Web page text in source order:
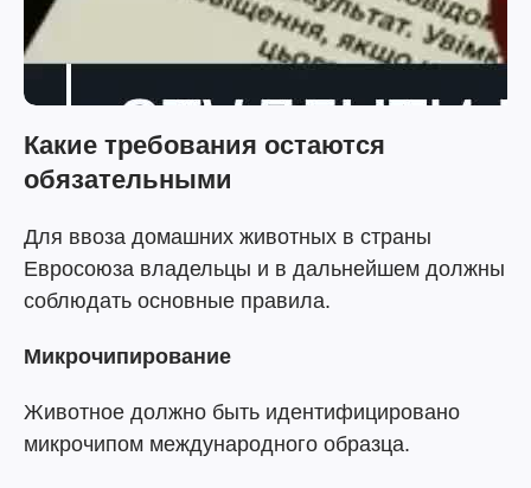
Какие требования остаются
обязательными
Для ввоза домашних животных в страны
Евросоюза владельцы и в дальнейшем должны
соблюдать основные правила.
Микрочипирование
Животное должно быть идентифицировано
микрочипом международного образца.